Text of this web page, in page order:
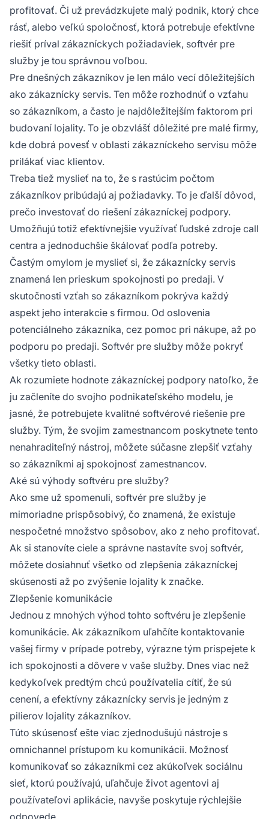
profitovať. Či už prevádzkujete malý podnik, ktorý chce
rásť, alebo veľkú spoločnosť, ktorá potrebuje efektívne
riešiť príval zákazníckych požiadaviek, softvér pre
služby je tou správnou voľbou.
Pre dnešných zákazníkov je len málo vecí dôležitejších
ako zákaznícky servis. Ten môže rozhodnúť o vzťahu
so zákazníkom, a často je najdôležitejším faktorom pri
budovaní lojality. To je obzvlášť dôležité pre malé firmy,
kde dobrá povesť v oblasti zákazníckeho servisu môže
prilákať viac klientov.
Treba tiež myslieť na to, že s rastúcim počtom
zákazníkov pribúdajú aj požiadavky. To je ďalší dôvod,
prečo investovať do riešení zákazníckej podpory.
Umožňujú totiž efektívnejšie využívať ľudské zdroje call
centra a jednoduchšie škálovať podľa potreby.
Častým omylom je myslieť si, že zákaznícky servis
znamená len prieskum spokojnosti po predaji. V
skutočnosti vzťah so zákazníkom pokrýva každý
aspekt jeho interakcie s firmou. Od oslovenia
potenciálneho zákazníka, cez pomoc pri nákupe, až po
podporu po predaji. Softvér pre služby môže pokryť
všetky tieto oblasti.
Ak rozumiete hodnote zákazníckej podpory natoľko, že
ju začleníte do svojho podnikateľského modelu, je
jasné, že potrebujete kvalitné softvérové riešenie pre
služby. Tým, že svojim zamestnancom poskytnete tento
nenahraditeľný nástroj, môžete súčasne zlepšiť vzťahy
so zákazníkmi aj spokojnosť zamestnancov.
Aké sú výhody softvéru pre služby?
Ako sme už spomenuli, softvér pre služby je
mimoriadne prispôsobivý, čo znamená, že existuje
nespočetné množstvo spôsobov, ako z neho profitovať.
Ak si stanovíte ciele a správne nastavíte svoj softvér,
môžete dosiahnuť všetko od zlepšenia zákazníckej
skúsenosti až po zvýšenie lojality k značke.
Zlepšenie komunikácie
Jednou z mnohých výhod tohto softvéru je zlepšenie
komunikácie. Ak zákazníkom uľahčíte kontaktovanie
vašej firmy v prípade potreby, výrazne tým prispejete k
ich spokojnosti a dôvere v vaše služby. Dnes viac než
kedykoľvek predtým chcú používatelia cítiť, že sú
cenení, a efektívny zákaznícky servis je jedným z
pilierov lojality zákazníkov.
Túto skúsenosť ešte viac zjednodušujú nástroje s
omnichannel prístupom ku komunikácii. Možnosť
komunikovať so zákazníkmi cez akúkoľvek sociálnu
sieť, ktorú používajú, uľahčuje život agentovi aj
používateľovi aplikácie, navyše poskytuje rýchlejšie
odpovede.